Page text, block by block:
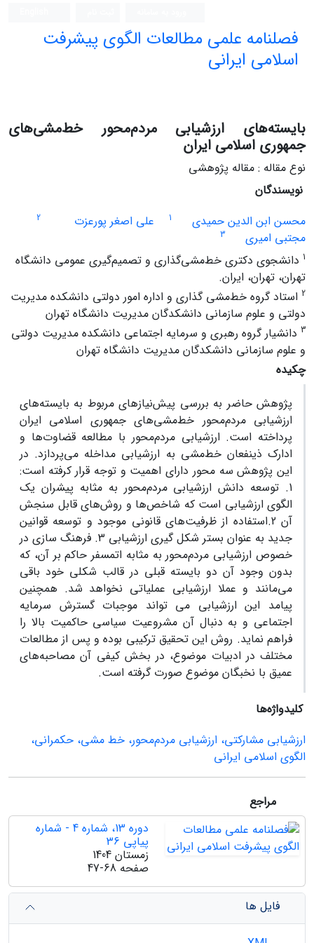
فصلنامه علمی مطالعات الگوی پیشرفت
اسلامی ایرانی
بایسته‌های ارزشیابی مردم‌محور خط‌مشی‌های
جمهوری اسلامی ایران
نوع مقاله : مقاله پژوهشی
نویسندگان
محسن ابن الدین حمیدی
1 علی اصغر پورعزت 2
مجتبی امیری
3
1 دانشجوی دکتری خط‌مشی‌گذاری و تصمیم‌گیری عمومی دانشگاه
تهران، تهران، ایران.
2 استاد گروه خط‌مشی گذاری و اداره امور دولتی دانشکده مدیریت
دولتی و علوم سازمانی دانشکدگان مدیریت دانشگاه تهران
3 دانشیار گروه رهبری و سرمایه اجتماعی دانشکده مدیریت دولتی
و علوم سازمانی دانشکدگان مدیریت دانشگاه تهران
چکیده
پژوهش حاضر به بررسی پیش‌نیازهای مربوط به بایسته‌های
ارزشیابی مردم‌محور خط‌مشی‌های جمهوری اسلامی ایران
پرداخته است. ارزشیابی مردم‌محور با مطالعه قضاوت‌ها و
ادارک ذینفعان خط‌مشی‌ به ارزشیابی مداخله می‌پردازد. در
این پژوهش سه محور دارای اهمیت و توجه قرار کرفته است:
1. توسعه دانش ارزشیابی مردم‌محور به مثابه پیشران یک
الگوی ارزشیابی است که شاخص‌ها و روش‌های قابل سنجش
آن 2.استفاده از ظرفیت‌های قانونی موجود و توسعه قوانین
جدید به عنوان بستر شکل گیری ارزشیابی 3. فرهنگ سازی در
خصوص ارزشیابی مردم‌محور به مثابه اتمسفر حاکم بر آن، که
بدون وجود آن دو بایسته قبلی در قالب شکلی خود باقی‌
می‌مانند و عملا ارزشیابی عملیاتی نخواهد شد. همچنین
پیامد این ارزشیابی می تواند موجبات گسترش سرمایه
اجتماعی و به دنبال آن مشروعیت سیاسی حاکمیت بالا را
فراهم نماید. روش این تحقیق ترکیبی بوده و پس از مطالعات
مختلف در ادبیات موضوع، در بخش کیفی آن مصاحبه‌های
عمیق با نخبگان موضوع صورت گرفته است.
کلیدواژه‌ها
ارزشیابی مشارکتی، ارزشیابی مردم‌محور، خط مشی، حکمرانی،
الگوی اسلامی ایرانی
مراجع
دوره 13، شماره 4 - شماره
پیاپی 36
زمستان 1404
صفحه 47-68
فایل ها